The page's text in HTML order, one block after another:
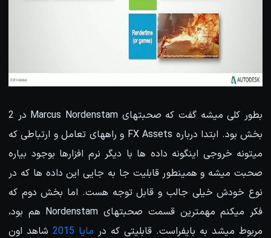
بطور کلی میشه گفت که صحبتهای Marcus Nordenstam در 2
بخش بود. ابتدا درباره FX Assets و راههای تعامل و ارتباطی که
میتونه خروجی اینگونه داده ها با دیگر نرم افزارها بوجود بیاره
صحبت میشه و همینطور قابلیت جا به جایی این داده ها که در
نوع خودش خیلی جالب و قابل توجه هست. اما بخش دوم که
فکر میکنم مهمترین قسمت صحبتهای Nordenstam هم بود،
مربوط میشد به بایفراست. قابلیتی که در مایا 2015 شاهد اون